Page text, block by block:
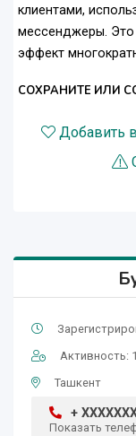
клиентами,
мессенджеры. Это
эффект
СОХРАНИТЕ ИЛИ
Добавить
Активность:
Ташкент
+
Показать